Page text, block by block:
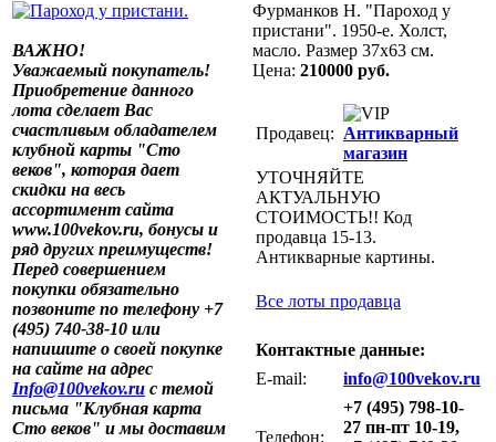
ВАЖНО!
Уважаемый покупатель!
Приобретение данного
лота сделает Вас
счастливым обладателем
клубной карты "Сто
веков", которая дает
скидки на весь
ассортимент сайта
www.100vekov.ru, бонусы и
ряд других преимуществ!
Перед совершением
покупки обязательно
позвоните по телефону +7
(495) 740-38-10 или
напишите о своей покупке
на сайте на адрес
Info@100vekov.ru с темой
письма "Клубная карта
Сто веков" и мы доставим
Фурманков Н. "Пароход у
пристани". 1950-е. Холст,
масло. Размер 37х63 см.
Цена: 210000 руб.
Продавец: Антикварный
магазин
УТОЧНЯЙТЕ
АКТУАЛЬНУЮ
СТОИМОСТЬ!! Код
продавца 15-13.
Антикварные картины.
Все лоты продавца
Контактные данные:
E-mail:
info@100vekov.ru
Телефон:
+7 (495) 798-10-
27 пн-пт 10-19,